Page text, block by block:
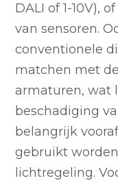
DALI of 1-10V),
van sensoren.
conventionele
matchen met
armaturen, wat
beschadiging
belangrijk
gebruikt
lichtregeling.